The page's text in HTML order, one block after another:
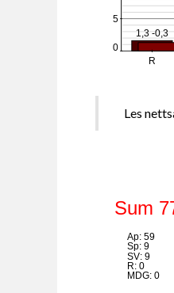
1,3 -0,3
R
0
5
Les
Sum
Ap: 59
Sp: 9
SV: 9
R: 0
MDG: 0